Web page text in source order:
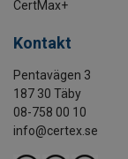
CertMax+
Kontakt
Pentavägen 3
187 30 Täby
08-758 00 10
info@certex.se